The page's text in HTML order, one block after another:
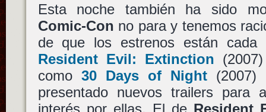
Esta noche también ha sido
Comic-Con no para y tenemos
de que los estrenos están
Resident Evil: Extinction
como 30 Days of Night(2007)
presentado nuevos trailers para
interés por ellas. El de Resident